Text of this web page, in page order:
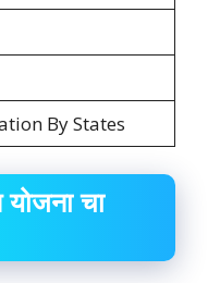
By States
योजना चा